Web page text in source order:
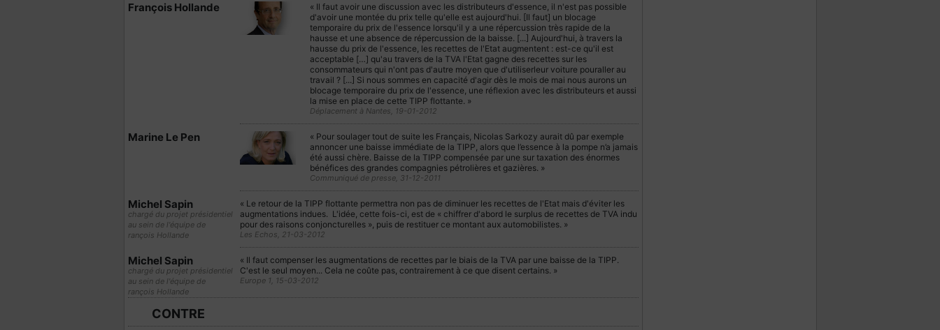
François Hollande
« Il faut avoir une discussion avec les distributeurs d'essence, il n'est pas possible
d'avoir une montée du prix telle qu'elle est aujourd'hui. [Il faut] un blocage
temporaire du prix de l'essence lorsqu'il y a une répercussion très rapide de la
hausse et une absence de répercussion de la baisse. [...] Aujourd'hui, à travers la
hausse du prix de l'essence, les recettes de l'Etat augmentent : est-ce qu'il est
acceptable […] qu'au travers de la TVA l'Etat gagne des recettes sur les
consommateurs qui n'ont pas d'autre moyen que d'utiliserleur voiture pouraller au
travail ? [...] Si nous sommes en capacité d'agir dès le mois de mai nous aurons un
blocage temporaire du prix de l'essence, une réflexion avec les distributeurs et aussi
la mise en place de cette TIPP flottante. »
Déplacement à Nantes, 19-01-2012
Marine Le Pen
« Pour soulager tout de suite les Français, Nicolas Sarkozy aurait dû par exemple
annoncer une baisse immédiate de la TIPP, alors que l’essence à la pompe n’a jamais
été aussi chère. Baisse de la TIPP compensée par une sur taxation des énormes
bénéfices des grandes compagnies pétrolières et gazières. »
Communiqué de presse, 31-12-2011
Michel Sapin
chargé du projet présidentiel
au sein de l'équipe de
rançois Hollande
« Le retour de la TIPP flottante permettra non pas de diminuer les recettes de l'Etat mais d'éviter les
augmentations indues. L'idée, cette fois-ci, est de « chiffrer d'abord le surplus de recettes de TVA indu
pour des raisons conjoncturelles », puis de restituer ce montant aux automobilistes. »
Les Echos, 21-03-2012
Michel Sapin
chargé du projet présidentiel
au sein de l'équipe de
rançois Hollande
« Il faut compenser les augmentations de recettes par le biais de la TVA par une baisse de la TIPP.
C'est le seul moyen... Cela ne coûte pas, contrairement à ce que disent certains. »
Europe 1, 15-03-2012
CONTRE